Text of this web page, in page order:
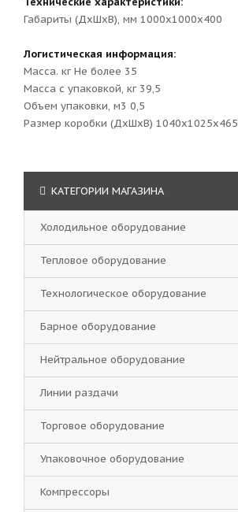
Габариты (ДхШхВ), мм 1000х1000х400
Логистическая информация:
Масса. кг Не более 35
Масса с упаковкой, кг 39,5
Объем упаковки, м3 0,5
Размер коробки (ДхШхВ) 1040х1025х465
КАТЕГОРИИ МАГАЗИНА
Холодильное оборудование
Тепловое оборудование
Технологическое оборудование
Барное оборудование
Нейтральное оборудование
Линии раздачи
Торговое оборудование
Упаковочное оборудование
Компрессоры